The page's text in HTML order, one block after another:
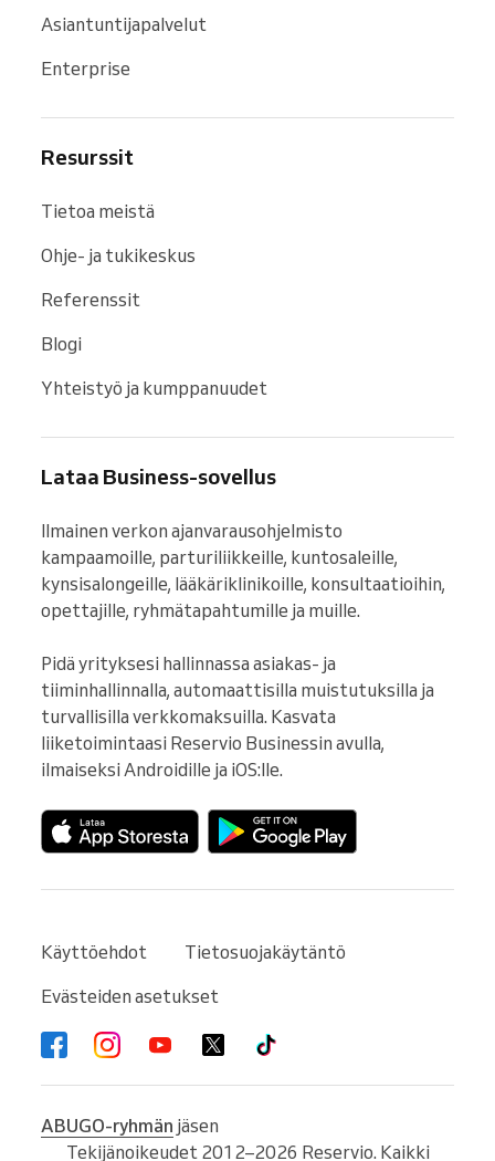
Asiantuntijapalvelut
Enterprise
Resurssit
Tietoa meistä
Ohje- ja tukikeskus
Referenssit
Blogi
Yhteistyö ja kumppanuudet
Lataa Business-sovellus
Ilmainen verkon ajanvarausohjelmisto
kampaamoille, parturiliikkeille, kuntosaleille,
kynsisalongeille, lääkäriklinikoille, konsultaatioihin,
opettajille, ryhmätapahtumille ja muille.
Pidä yrityksesi hallinnassa asiakas- ja
tiiminhallinnalla, automaattisilla muistutuksilla ja
turvallisilla verkkomaksuilla. Kasvata
liiketoimintaasi Reservio Businessin avulla,
ilmaiseksi Androidille ja iOS:lle.
Käyttöehdot
Tietosuojakäytäntö
Evästeiden asetukset
ABUGO-ryhmän jäsen
Tekijänoikeudet 2012–2026 Reservio. Kaikki